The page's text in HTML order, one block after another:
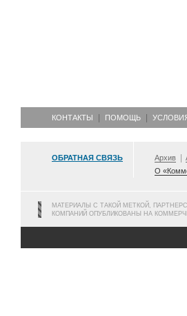
КОНТАКТЫ ПОМОЩЬ
ОБРАТНАЯ СВЯЗЬ Архив
О
МАТЕРИАЛЫ С ТАКОЙ МЕТКОЙ,
КОМПАНИЙ ОПУБЛИКОВАНЫ НА